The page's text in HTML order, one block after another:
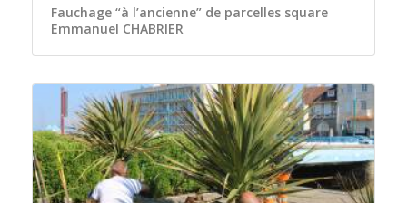
Fauchage “à l’ancienne” de parcelles square
Emmanuel CHABRIER